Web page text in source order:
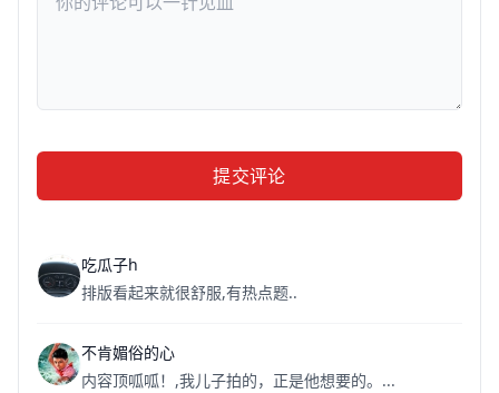
提交评论
吃瓜子h
排版看起来就很舒服,有热点题..
不肯媚俗的心
内容顶呱呱！,我儿子拍的，正是他想要的。...